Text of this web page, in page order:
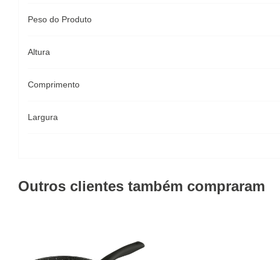
Peso do Produto
Altura
Comprimento
Largura
Outros clientes também compraram